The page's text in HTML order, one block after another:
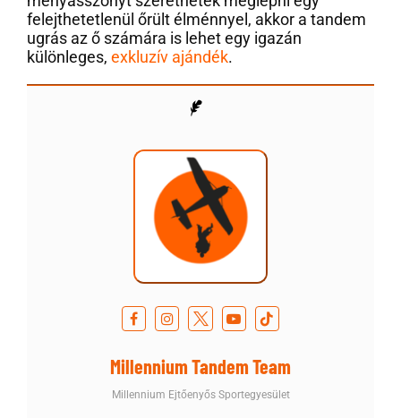
felejthetetlenül őrült élménnyel, akkor a tandem
ugrás az ő számára is lehet egy igazán
különleges, exkluzív ajándék.
Millennium Tandem Team
Millennium Ejtőenyős Sportegyesület